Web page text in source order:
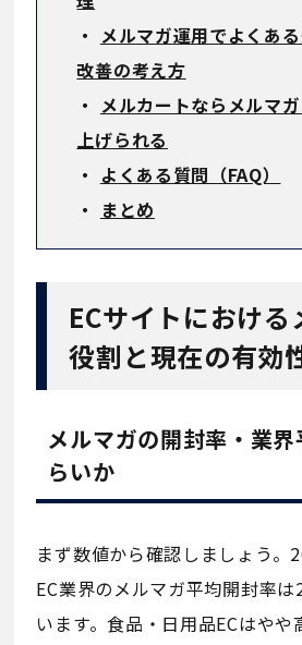
・ メルマガ運用でよくあ
改善の考え方
・ メルカートならメルマ
上げられる
・ よくある質問（FAQ）
・
まとめ
ECサイトにおけ
役割と現在の有効
メルマガの開封率・業界
らいか
まず数値から確認しましょう。
EC業界のメルマガ平均開封率
います。食品・日用品ECはやや